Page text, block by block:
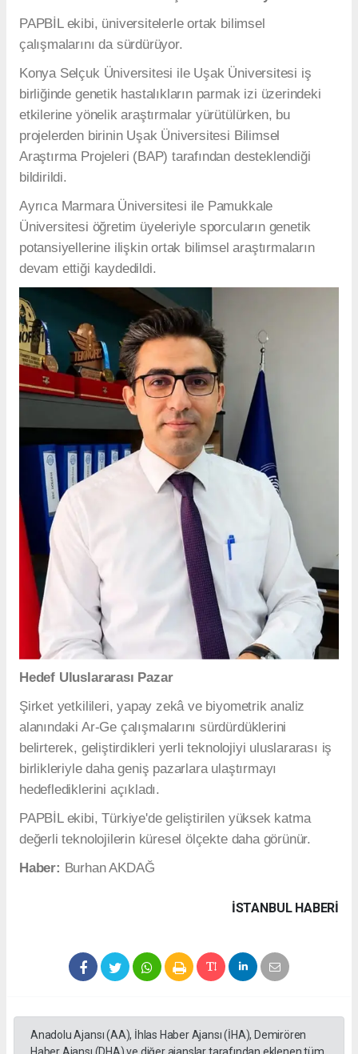
PAPBİL ekibi, üniversitelerle ortak bilimsel
çalışmalarını da sürdürüyor.
Konya Selçuk Üniversitesi ile Uşak Üniversitesi iş
birliğinde genetik hastalıkların parmak izi üzerindeki
etkilerine yönelik araştırmalar yürütülürken, bu
projelerden birinin Uşak Üniversitesi Bilimsel
Araştırma Projeleri (BAP) tarafından desteklendiği
bildirildi.
Ayrıca Marmara Üniversitesi ile Pamukkale
Üniversitesi öğretim üyeleriyle sporcuların genetik
potansiyellerine ilişkin ortak bilimsel araştırmaların
devam ettiği kaydedildi.
Hedef Uluslararası Pazar
Şirket yetkilileri, yapay zekâ ve biyometrik analiz
alanındaki Ar-Ge çalışmalarını sürdürdüklerini
belirterek, geliştirdikleri yerli teknolojiyi uluslararası iş
birlikleriyle daha geniş pazarlara ulaştırmayı
hedeflediklerini açıkladı.
PAPBİL ekibi, Türkiye'de geliştirilen yüksek katma
değerli teknolojilerin küresel ölçekte daha görünür.
Haber: Burhan AKDAĞ
İSTANBUL HABERİ
Anadolu Ajansı (AA), İhlas Haber Ajansı (İHA), Demirören